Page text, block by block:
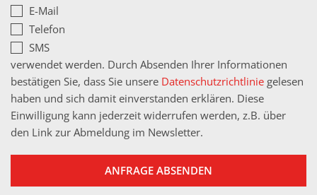
E-Mail
Telefon
SMS
verwendet werden. Durch Absenden Ihrer Informationen
bestätigen Sie, dass Sie unsere Datenschutzrichtlinie gelesen
haben und sich damit einverstanden erklären. Diese
Einwilligung kann jederzeit widerrufen werden, z.B. über
den Link zur Abmeldung im Newsletter.
ANFRAGE ABSENDEN